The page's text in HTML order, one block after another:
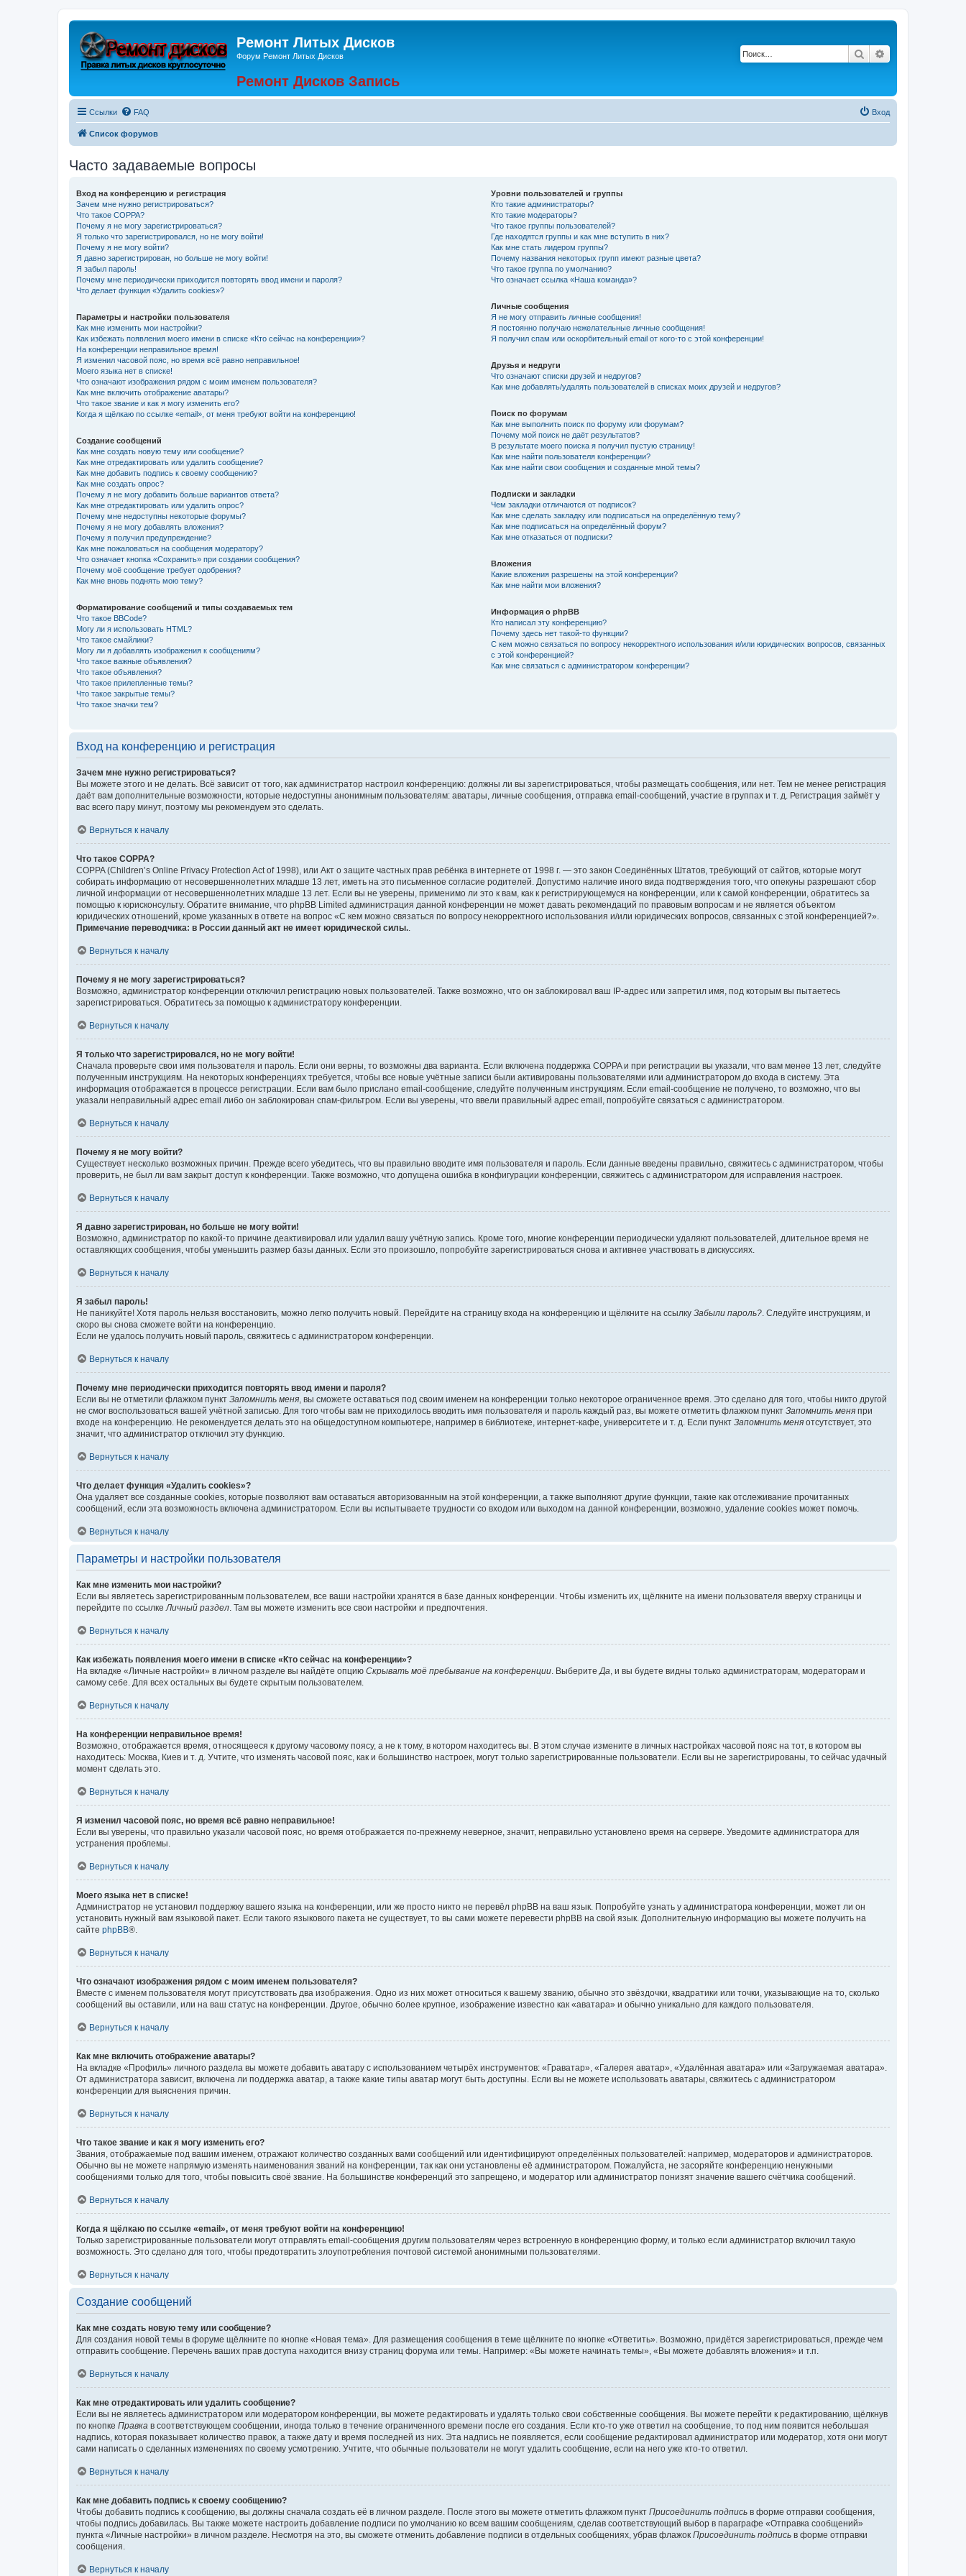
Ремонт Литых Дисков
Форум Ремонт Литых Дисков
Ремонт Дисков Запись
Поиск
Ссылки FAQ Вход
Список форумов
Часто задаваемые вопросы
Вход на конференцию и регистрация
Зачем мне нужно регистрироваться?
Что такое COPPA?
Почему я не могу зарегистрироваться?
Я только что зарегистрировался, но не могу войти!
Почему я не могу войти?
Я давно зарегистрирован, но больше не могу войти!
Я забыл пароль!
Почему мне периодически приходится повторять ввод имени и пароля?
Что делает функция «Удалить cookies»?
Параметры и настройки пользователя
Как мне изменить мои настройки?
Как избежать появления моего имени в списке «Кто сейчас на конференции»?
На конференции неправильное время!
Я изменил часовой пояс, но время всё равно неправильное!
Моего языка нет в списке!
Что означают изображения рядом с моим именем пользователя?
Как мне включить отображение аватары?
Что такое звание и как я могу изменить его?
Когда я щёлкаю по ссылке «email», от меня требуют войти на конференцию!
Создание сообщений
Как мне создать новую тему или сообщение?
Как мне отредактировать или удалить сообщение?
Как мне добавить подпись к своему сообщению?
Как мне создать опрос?
Почему я не могу добавить больше вариантов ответа?
Как мне отредактировать или удалить опрос?
Почему мне недоступны некоторые форумы?
Почему я не могу добавлять вложения?
Почему я получил предупреждение?
Как мне пожаловаться на сообщения модератору?
Что означает кнопка «Сохранить» при создании сообщения?
Почему моё сообщение требует одобрения?
Как мне вновь поднять мою тему?
Форматирование сообщений и типы создаваемых тем
Что такое BBCode?
Могу ли я использовать HTML?
Что такое смайлики?
Могу ли я добавлять изображения к сообщениям?
Что такое важные объявления?
Что такое объявления?
Что такое прилепленные темы?
Что такое закрытые темы?
Что такое значки тем?
Уровни пользователей и группы
Кто такие администраторы?
Кто такие модераторы?
Что такое группы пользователей?
Где находятся группы и как мне вступить в них?
Как мне стать лидером группы?
Почему названия некоторых групп имеют разные цвета?
Что такое группа по умолчанию?
Что означает ссылка «Наша команда»?
Личные сообщения
Я не могу отправить личные сообщения!
Я постоянно получаю нежелательные личные сообщения!
Я получил спам или оскорбительный email от кого-то с этой конференции!
Друзья и недруги
Что означают списки друзей и недругов?
Как мне добавлять/удалять пользователей в списках моих друзей и недругов?
Поиск по форумам
Как мне выполнить поиск по форуму или форумам?
Почему мой поиск не даёт результатов?
В результате моего поиска я получил пустую страницу!
Как мне найти пользователя конференции?
Как мне найти свои сообщения и созданные мной темы?
Подписки и закладки
Чем закладки отличаются от подписок?
Как мне сделать закладку или подписаться на определённую тему?
Как мне подписаться на определённый форум?
Как мне отказаться от подписки?
Вложения
Какие вложения разрешены на этой конференции?
Как мне найти мои вложения?
Информация о phpBB
Кто написал эту конференцию?
Почему здесь нет такой-то функции?
С кем можно связаться по вопросу некорректного использования и/или юридических вопросов, связанных
с этой конференцией?
Как мне связаться с администратором конференции?
Вход на конференцию и регистрация
Зачем мне нужно регистрироваться?
Вы можете этого и не делать. Всё зависит от того, как администратор настроил конференцию: должны ли вы зарегистрироваться, чтобы размещать сообщения, или нет. Тем не менее регистрация
даёт вам дополнительные возможности, которые недоступны анонимным пользователям: аватары, личные сообщения, отправка email-сообщений, участие в группах и т. д. Регистрация займёт у
вас всего пару минут, поэтому мы рекомендуем это сделать.
Вернуться к началу
Что такое COPPA?
COPPA (Children’s Online Privacy Protection Act of 1998), или Акт о защите частных прав ребёнка в интернете от 1998 г. — это закон Соединённых Штатов, требующий от сайтов, которые могут
собирать информацию от несовершеннолетних младше 13 лет, иметь на это письменное согласие родителей. Допустимо наличие иного вида подтверждения того, что опекуны разрешают сбор
личной информации от несовершеннолетних младше 13 лет. Если вы не уверены, применимо ли это к вам, как к регистрирующемуся на конференции, или к самой конференции, обратитесь за
помощью к юрисконсульту. Обратите внимание, что phpBB Limited администрация данной конференции не может давать рекомендаций по правовым вопросам и не является объектом
юридических отношений, кроме указанных в ответе на вопрос «С кем можно связаться по вопросу некорректного использования и/или юридических вопросов, связанных с этой конференцией?».
Примечание переводчика: в России данный акт не имеет юридической силы.
Вернуться к началу
Почему я не могу зарегистрироваться?
Возможно, администратор конференции отключил регистрацию новых пользователей. Также возможно, что он заблокировал ваш IP-адрес или запретил имя, под которым вы пытаетесь
зарегистрироваться. Обратитесь за помощью к администратору конференции.
Вернуться к началу
Я только что зарегистрировался, но не могу войти!
Сначала проверьте свои имя пользователя и пароль. Если они верны, то возможны два варианта. Если включена поддержка COPPA и при регистрации вы указали, что вам менее 13 лет, следуйте
полученным инструкциям. На некоторых конференциях требуется, чтобы все новые учётные записи были активированы пользователями или администратором до входа в систему. Эта
информация отображается в процессе регистрации. Если вам было прислано email-сообщение, следуйте полученным инструкциям. Если email-сообщение не получено, то возможно, что вы
указали неправильный адрес email либо он заблокирован спам-фильтром. Если вы уверены, что ввели правильный адрес email, попробуйте связаться с администратором.
Вернуться к началу
Почему я не могу войти?
Существует несколько возможных причин. Прежде всего убедитесь, что вы правильно вводите имя пользователя и пароль. Если данные введены правильно, свяжитесь с администратором, чтобы
проверить, не был ли вам закрыт доступ к конференции. Также возможно, что допущена ошибка в конфигурации конференции, свяжитесь с администратором для исправления настроек.
Вернуться к началу
Я давно зарегистрирован, но больше не могу войти!
Возможно, администратор по какой-то причине деактивировал или удалил вашу учётную запись. Кроме того, многие конференции периодически удаляют пользователей, длительное время не
оставляющих сообщения, чтобы уменьшить размер базы данных. Если это произошло, попробуйте зарегистрироваться снова и активнее участвовать в дискуссиях.
Вернуться к началу
Я забыл пароль!
Не паникуйте! Хотя пароль нельзя восстановить, можно легко получить новый. Перейдите на страницу входа на конференцию и щёлкните на ссылку Забыли пароль? . Следуйте инструкциям, и
скоро вы снова сможете войти на конференцию.
Если не удалось получить новый пароль, свяжитесь с администратором конференции.
Вернуться к началу
Почему мне периодически приходится повторять ввод имени и пароля?
Если вы не отметили флажком пункт Запомнить меня , вы сможете оставаться под своим именем на конференции только некоторое ограниченное время. Это сделано для того, чтобы никто другой
не смог воспользоваться вашей учётной записью. Для того чтобы вам не приходилось вводить имя пользователя и пароль каждый раз, вы можете отметить флажком пункт Запомнить меня при
входе на конференцию. Не рекомендуется делать это на общедоступном компьютере, например в библиотеке, интернет-кафе, университете и т. д. Если пункт Запомнить меня отсутствует, это
значит, что администратор отключил эту функцию.
Вернуться к началу
Что делает функция «Удалить cookies»?
Она удаляет все созданные cookies, которые позволяют вам оставаться авторизованным на этой конференции, а также выполняют другие функции, такие как отслеживание прочитанных
сообщений, если эта возможность включена администратором. Если вы испытываете трудности со входом или выходом на данной конференции, возможно, удаление cookies может помочь.
Вернуться к началу
Параметры и настройки пользователя
Как мне изменить мои настройки?
Если вы являетесь зарегистрированным пользователем, все ваши настройки хранятся в базе данных конференции. Чтобы изменить их, щёлкните на имени пользователя вверху страницы и
перейдите по ссылке Личный раздел . Там вы можете изменить все свои настройки и предпочтения.
Вернуться к началу
Как избежать появления моего имени в списке «Кто сейчас на конференции»?
На вкладке «Личные настройки» в личном разделе вы найдёте опцию Скрывать моё пребывание на конференции . Выберите Да , и вы будете видны только администраторам, модераторам и
самому себе. Для всех остальных вы будете скрытым пользователем.
Вернуться к началу
На конференции неправильное время!
Возможно, отображается время, относящееся к другому часовому поясу, а не к тому, в котором находитесь вы. В этом случае измените в личных настройках часовой пояс на тот, в котором вы
находитесь: Москва, Киев и т. д. Учтите, что изменять часовой пояс, как и большинство настроек, могут только зарегистрированные пользователи. Если вы не зарегистрированы, то сейчас удачный
момент сделать это.
Вернуться к началу
Я изменил часовой пояс, но время всё равно неправильное!
Если вы уверены, что правильно указали часовой пояс, но время отображается по-прежнему неверное, значит, неправильно установлено время на сервере. Уведомите администратора для
устранения проблемы.
Вернуться к началу
Моего языка нет в списке!
Администратор не установил поддержку вашего языка на конференции, или же просто никто не перевёл phpBB на ваш язык. Попробуйте узнать у администратора конференции, может ли он
установить нужный вам языковой пакет. Если такого языкового пакета не существует, то вы сами можете перевести phpBB на свой язык. Дополнительную информацию вы можете получить на
сайте phpBB®.
Вернуться к началу
Что означают изображения рядом с моим именем пользователя?
Вместе с именем пользователя могут присутствовать два изображения. Одно из них может относиться к вашему званию, обычно это звёздочки, квадратики или точки, указывающие на то, сколько
сообщений вы оставили, или на ваш статус на конференции. Другое, обычно более крупное, изображение известно как «аватара» и обычно уникально для каждого пользователя.
Вернуться к началу
Как мне включить отображение аватары?
На вкладке «Профиль» личного раздела вы можете добавить аватару с использованием четырёх инструментов: «Граватар», «Галерея аватар», «Удалённая аватара» или «Загружаемая аватара».
От администратора зависит, включена ли поддержка аватар, а также какие типы аватар могут быть доступны. Если вы не можете использовать аватары, свяжитесь с администратором
конференции для выяснения причин.
Вернуться к началу
Что такое звание и как я могу изменить его?
Звания, отображаемые под вашим именем, отражают количество созданных вами сообщений или идентифицируют определённых пользователей: например, модераторов и администраторов.
Обычно вы не можете напрямую изменять наименования званий на конференции, так как они установлены её администратором. Пожалуйста, не засоряйте конференцию ненужными
сообщениями только для того, чтобы повысить своё звание. На большинстве конференций это запрещено, и модератор или администратор понизят значение вашего счётчика сообщений.
Вернуться к началу
Когда я щёлкаю по ссылке «email», от меня требуют войти на конференцию!
Только зарегистрированные пользователи могут отправлять email-сообщения другим пользователям через встроенную в конференцию форму, и только если администратор включил такую
возможность. Это сделано для того, чтобы предотвратить злоупотребления почтовой системой анонимными пользователями.
Вернуться к началу
Создание сообщений
Как мне создать новую тему или сообщение?
Для создания новой темы в форуме щёлкните по кнопке «Новая тема». Для размещения сообщения в теме щёлкните по кнопке «Ответить». Возможно, придётся зарегистрироваться, прежде чем
отправить сообщение. Перечень ваших прав доступа находится внизу страниц форума или темы. Например: «Вы можете начинать темы», «Вы можете добавлять вложения» и т.п.
Вернуться к началу
Как мне отредактировать или удалить сообщение?
Если вы не являетесь администратором или модератором конференции, вы можете редактировать и удалять только свои собственные сообщения. Вы можете перейти к редактированию, щёлкнув
по кнопке Правка в соответствующем сообщении, иногда только в течение ограниченного времени после его создания. Если кто-то уже ответил на сообщение, то под ним появится небольшая
надпись, которая показывает количество правок, а также дату и время последней из них. Эта надпись не появляется, если сообщение редактировал администратор или модератор, хотя они могут
сами написать о сделанных изменениях по своему усмотрению. Учтите, что обычные пользователи не могут удалить сообщение, если на него уже кто-то ответил.
Вернуться к началу
Как мне добавить подпись к своему сообщению?
Чтобы добавить подпись к сообщению, вы должны сначала создать её в личном разделе. После этого вы можете отметить флажком пункт Присоединить подпись в форме отправки сообщения,
чтобы подпись добавилась. Вы также можете настроить добавление подписи по умолчанию ко всем вашим сообщениям, сделав соответствующий выбор в параграфе «Отправка сообщений»
пункта «Личные настройки» в личном разделе. Несмотря на это, вы сможете отменить добавление подписи в отдельных сообщениях, убрав флажок Присоединить подпись в форме отправки
сообщения.
Вернуться к началу